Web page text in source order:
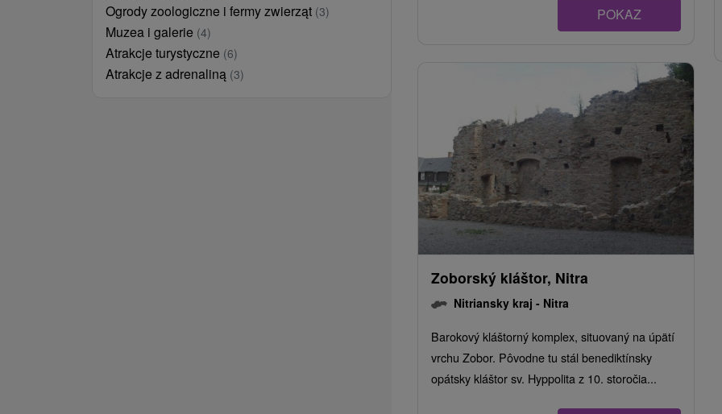
Ogrody zoologiczne i fermy zwierząt (3)
Muzea i galerie (4)
Atrakcje turystyczne (6)
Atrakcje z adrenaliną (3)
POKAZ
Zoborský kláštor, Nitra
Nitriansky kraj - Nitra
Barokový kláštorný komplex, situovaný na úpätí
vrchu Zobor. Pôvodne tu stál benediktínsky
opátsky kláštor sv. Hyppolita z 10. storočia...